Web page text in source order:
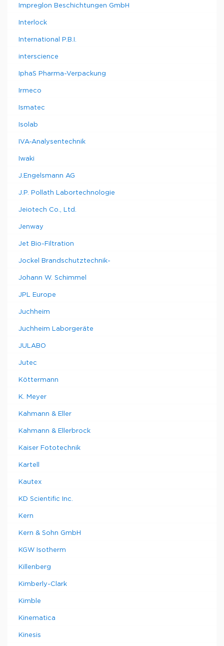
Impreglon Beschichtungen GmbH
Interlock
International P.B.I.
interscience
IphaS Pharma-Verpackung
Irmeco
Ismatec
Isolab
IVA-Analysentechnik
Iwaki
J.Engelsmann AG
J.P. Pollath Labortechnologie
Jeiotech Co., Ltd.
Jenway
Jet Bio-Filtration
Jockel Brandschutztechnik-
Johann W. Schimmel
JPL Europe
Juchheim
Juchheim Laborgeräte
JULABO
Jutec
Köttermann
K. Meyer
Kahmann & Eller
Kahmann & Ellerbrock
Kaiser Fototechnik
Kartell
Kautex
KD Scientific Inc.
Kern
Kern & Sohn GmbH
KGW Isotherm
Killenberg
Kimberly-Clark
Kimble
Kinematica
Kinesis